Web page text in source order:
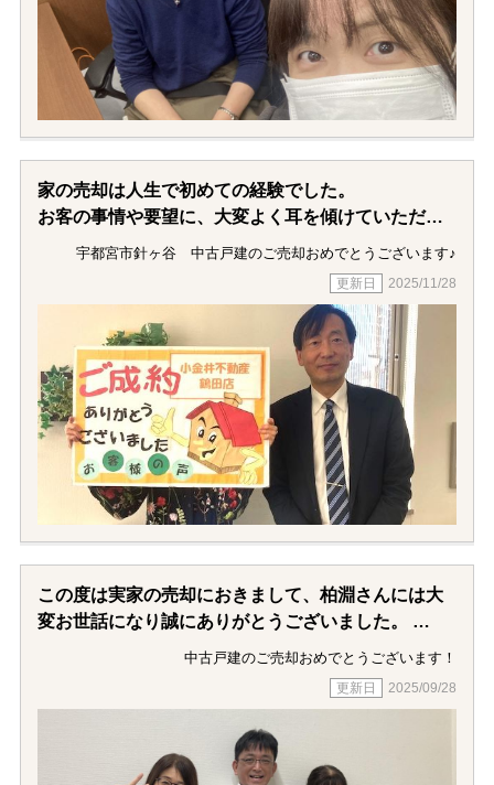
二階堂さんが担当で本当に良かったです。ありがと
うございました。
家の売却は人生で初めての経験でした。
お客の事情や要望に、大変よく耳を傾けていただけ
ました。
担当の猪爪さんが面倒見の良い方で信頼感が持てま
レターパックで必要書類を送っていただいた際に
は、必ず間違えない様に
メモ書と付せんを添えて下さいました。
もっと早く猪爪さんにお願いしていればよかったと
思います。
電話連絡もタイムリーにしていただき安心感が持て
いつも冷静で決してあせらない対応です。
情報量や人脈についても、他社より勝っていると感
流石、60年以上の歴史有る会社です。
今後、人生において再び不動産関連の出来事が発生
再び小金井不動産にお願いするつもりです。
宇都宮市針ヶ谷 中古戸建のご売却おめでとうございます♪
2025/11/28
この度は実家の売却におきまして、柏淵さんには大
変お世話になり誠にありがとうございました。
担当の柏淵さんのきめ細やかなサポートのおかげで
スムーズに売却を完了させることができました。
特に物件の魅力を引き出すためのアドバイスや、複
雑な手続きを分かりやすく説明してくださったこと
大変助けられました。不動産について何も心得のな
中古戸建のご売却おめでとうございます！
2025/09/28